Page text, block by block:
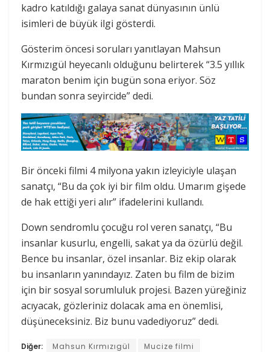
kadro katıldığı galaya sanat dünyasının ünlü
isimleri de büyük ilgi gösterdi.
Gösterim öncesi soruları yanıtlayan Mahsun
Kırmızıgül heyecanlı olduğunu belirterek “3.5 yıllık
maraton benim için bugün sona eriyor. Söz
bundan sonra seyircide” dedi.
Bir önceki filmi 4 milyona yakın izleyiciyle ulaşan
sanatçı, “Bu da çok iyi bir film oldu. Umarım gişede
de hak ettiği yeri alır” ifadelerini kullandı.
Down sendromlu çocuğu rol veren sanatçı, “Bu
insanlar kusurlu, engelli, sakat ya da özürlü değil.
Bence bu insanlar, özel insanlar. Biz ekip olarak
bu insanların yanındayız. Zaten bu film de bizim
için bir sosyal sorumluluk projesi. Bazen yüreğiniz
acıyacak, gözleriniz dolacak ama en önemlisi,
düşüneceksiniz. Biz bunu vadediyoruz” dedi.
Diğer: Mahsun Kırmızıgül Mucize filmi